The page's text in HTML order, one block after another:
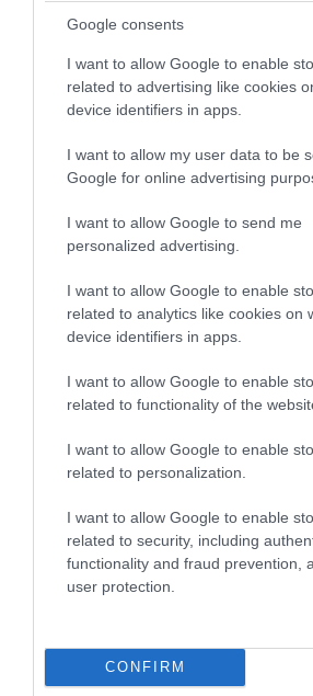
Google consents
I want to allow Google to enable
related to advertising like cookies
device identifiers in apps.
I want to allow my user data to be
Google for online advertising
I want to allow Google to send me
personalized advertising.
I want to allow Google to enable
related to analytics like cookies on
device identifiers in apps.
I want to allow Google to enable
related to functionality of the
I want to allow Google to enable
related to personalization.
I want to allow Google to enable
related to security, including
functionality and fraud prevention,
user protection.
CONFIRM
08.08.2026 | 20:52
PRONEWS.GR /ΕΣΩΤΕΡΙΚΗ ΑΣΦΑΛΕΙΑ
Ρέθυμνο: Πέντε
ξυλοδαρμό 51χρονου
08.08.2026 | 20:30